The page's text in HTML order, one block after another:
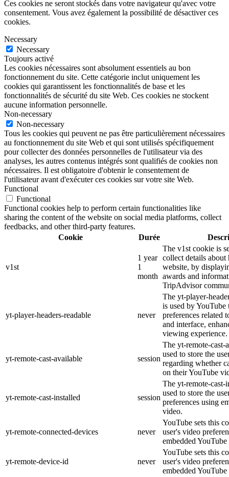
Ces cookies ne seront stockés dans votre navigateur qu'avec votre
consentement. Vous avez également la possibilité de désactiver ces
cookies.
Necessary
Necessary
Toujours activé
Les cookies nécessaires sont absolument essentiels au bon
fonctionnement du site. Cette catégorie inclut uniquement les
cookies qui garantissent les fonctionnalités de base et les
fonctionnalités de sécurité du site Web. Ces cookies ne stockent
aucune information personnelle.
Non-necessary
Non-necessary
Tous les cookies qui peuvent ne pas être particulièrement nécessaires
au fonctionnement du site Web et qui sont utilisés spécifiquement
pour collecter des données personnelles de l'utilisateur via des
analyses, les autres contenus intégrés sont qualifiés de cookies non
nécessaires. Il est obligatoire d'obtenir le consentement de
l'utilisateur avant d'exécuter ces cookies sur votre site Web.
Functional
Functional
Functional cookies help to perform certain functionalities like
sharing the content of the website on social media platforms, collect
feedbacks, and other third-party features.
Cookie
Durée
v1st
1 year
1
month
The v1st cookie is
collect details
website, by
awards and
TripAdvisor
yt-player-headers-readable never
The yt-player-
is used by YouTube
preferences related
and interface,
viewing experience.
yt-remote-cast-available session
The yt-remote-cast-
used to store the
regarding whether
on their YouTube
yt-remote-cast-installed session
The yt-remote-cast-
used to store the
preferences using
video.
yt-remote-connected-devices never
YouTube sets this
user's video
embedded
yt-remote-device-id never
YouTube sets this
user's video
embedded